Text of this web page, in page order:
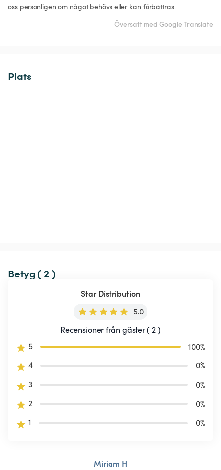
oss personligen om något behövs eller kan förbättras.
Översatt med Google Translate
Plats
Betyg ( 2 )
Star Distribution
5.0
Recensioner från gäster ( 2 )
5
100%
4
0%
3
0%
2
0%
1
0%
Miriam H